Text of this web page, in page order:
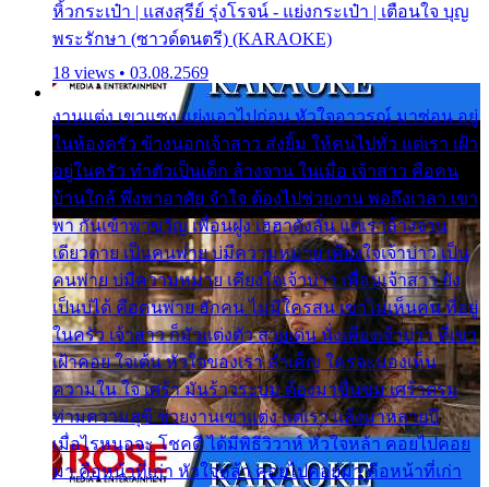
หิ้วกระเป๋า | แสงสุรีย์ รุ่งโรจน์ - แย่งกระเป๋า | เตือนใจ บุญ
พระรักษา (ซาวด์ดนตรี) (KARAOKE)
18 views • 03.08.2569
งานแต่ง เขาแซง แย่งเอาไปก่อน หัวใจอาวรณ์ มาซ่อน อยู่
ในห้องครัว ข้างนอกเจ้าสาว ส่งยิ้ม ให้คนไปทั่ว แต่เรา เฝ้า
อยู่ในครัว ทำตัวเป็นเด็ก ล้างจาน ในเมื่อ เจ้าสาว คือคน
บ้านใกล้ พึ่งพาอาศัย จำใจ ต้องไปช่วยงาน พอถึงเวลา เขา
พา กันเข้าพาขวัญ เพื่อนฝูง เฮฮาดังลั่น แต่เราล้างจาน
เดียวดาย เป็นคนพ่าย บ่มีความหมาย เคียงใจเจ้าบ่าว เป็น
คนพ่าย บ่มีความหมาย เคียงใจเจ้าบ่าว เพื่อนเจ้าสาว ยัง
เป็นบ่ได้ คือคนพ่าย ฮักคน ไม่มีใครสน เขาไม่เห็นคน ที่อยู่
ในครัว เจ้าสาว ก็มัวแต่งตัว สวยเด่น นั่งเคียงเจ้าบ่าว ที่เขา
เฝ้าคอย ใจเต้น หัวใจของเรา ลำเค็ญ ใครจะมองเห็น
ความใน ใจ เศร้า มันร้าวระบม ต้องมาขื่นขม เศร้าตรม
ท่ามความสุขี ช่วยงานเขาแต่ง แต่เรา แล้งมาหลายปี
เมื่อไรหนอจะ โชคดี ได้มีพิธีวิวาห์ หัวใจหล้า คอยไปคอย
มา คือหน้าที่เก่า หัวใจหล้า คอยไปคอยมา คือหน้าที่เก่า